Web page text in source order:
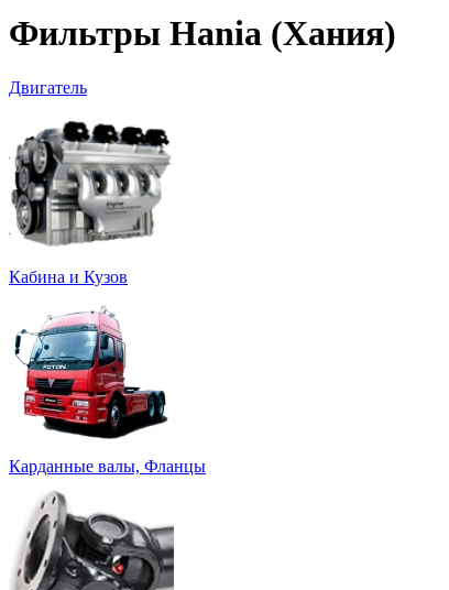
Фильтры Hania (Хания)
Двигатель
Кабина и Кузов
Карданные валы, Фланцы